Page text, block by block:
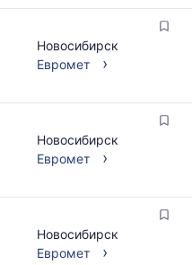
Новосибирск
Евромет
›
Новосибирск
Евромет
›
Новосибирск
Евромет
›